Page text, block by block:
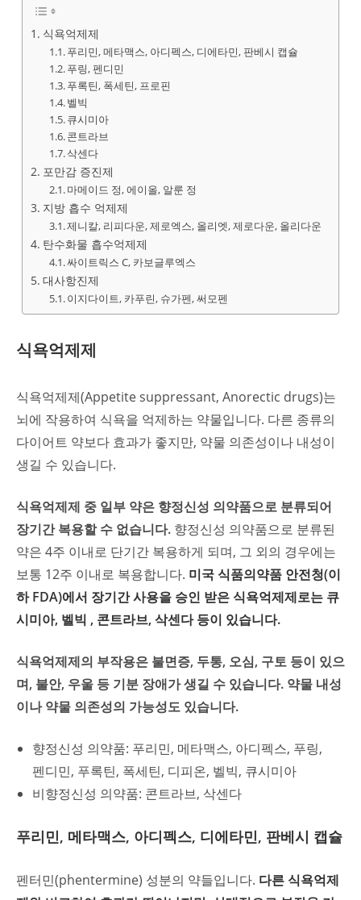
식욕억제제
푸리민, 메타맥스, 아디펙스, 디에타민, 판베시 캡슐
푸링, 펜디민
푸록틴, 폭세틴, 프로핀
벨빅
큐시미아
콘트라브
삭센다
포만감 증진제
마메이드 정, 에이올, 알룬 정
지방 흡수 억제제
제니칼, 리피다운, 제로엑스, 올리엣, 제로다운, 올리다운
탄수화물 흡수억제제
싸이트릭스 C, 카보글루엑스
대사항진제
이지다이트, 카푸린, 슈가펜, 써모펜
식욕억제제
식욕억제제(Appetite suppressant, Anorectic drugs)는
뇌에 작용하여 식욕을 억제하는 약물입니다. 다른 종류의
다이어트 약보다 효과가 좋지만, 약물 의존성이나 내성이
생길 수 있습니다.
식욕억제제 중 일부 약은 향정신성 의약품으로 분류되어
장기간 복용할 수 없습니다. 향정신성 의약품으로 분류된
약은 4주 이내로 단기간 복용하게 되며, 그 외의 경우에는
보통 12주 이내로 복용합니다. 미국 식품의약품 안전청(이
하 FDA)에서 장기간 사용을 승인 받은 식욕억제제로는 큐
시미아, 벨빅 , 콘트라브, 삭센다 등이 있습니다.
식욕억제제의 부작용은 불면증, 두통, 오심, 구토 등이 있으
며, 불안, 우울 등 기분 장애가 생길 수 있습니다. 약물 내성
이나 약물 의존성의 가능성도 있습니다.
향정신성 의약품: 푸리민, 메타맥스, 아디펙스, 푸링,
펜디민, 푸록틴, 폭세틴, 디피온, 벨빅, 큐시미아
비향정신성 의약품: 콘트라브, 삭센다
푸리민, 메타맥스, 아디펙스, 디에타민, 판베시 캡슐
펜터민(phentermine) 성분의 약들입니다. 다른 식욕억제